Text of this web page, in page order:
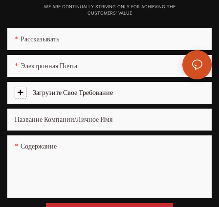
WE ARE CONTINUALLY STRIVING ONLY FOR ACHIEVING THE
CUSTOMERS' VALUE
Рассказывать
Электронная Почта
Загрузите Свое Требование
Название Компании/Личное Имя
Содержание